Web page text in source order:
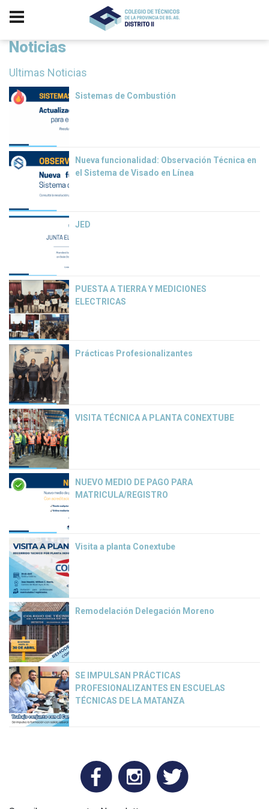
Noticias
Ultimas Noticias
Sistemas de Combustión
Nueva funcionalidad: Observación Técnica en
el Sistema de Visado en Línea
JED
PUESTA A TIERRA Y MEDICIONES
ELECTRICAS
Prácticas Profesionalizantes
VISITA TÉCNICA A PLANTA CONEXTUBE
NUEVO MEDIO DE PAGO PARA
MATRICULA/REGISTRO
Visita a planta Conextube
Remodelación Delegación Moreno
SE IMPULSAN PRÁCTICAS
PROFESIONALIZANTES EN ESCUELAS
TÉCNICAS DE LA MATANZA